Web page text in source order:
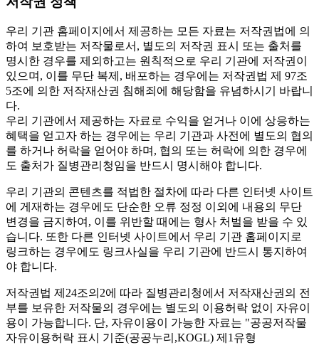
우리 기관 홈페이지에서 제공하는 모든 자료는 저작권법에 의
하여 보호받는 저작물로서, 별도의 저작권 표시 또는 출처를
명시한 경우를 제외하고는 원칙적으로 우리 기관에 저작권이
있으며, 이를 무단 복제, 배포하는 경우에는 저작권법 제 97조
5조에 의한 저작재산권 침해죄에 해당함을 유념하시기 바랍니
다.
우리 기관에서 제공하는 자료로 수익을 얻거나 이에 상응하는
혜택을 얻고자 하는 경우에는 우리 기관과 사전에 별도의 협의
를 하거나 허락을 얻어야 하며, 협의 또는 허락에 의한 경우에
도 출처가 질병관리청임을 반드시 명시해야 합니다.
우리 기관의 콘텐츠를 적법한 절차에 따라 다른 인터넷 사이트
에 게재하는 경우에도 단순한 오류 정정 이외에 내용의 무단
변경을 금지하여, 이를 위반할 때에는 형사 처벌을 받을 수 있
습니다. 또한 다른 인터넷 사이트에서 우리 기관 홈페이지로
링크하는 경우에도 링크사실을 우리 기관에 반드시 통지하여
야 합니다.
저작권법 제24조의2에 따라 질병관리청에서 저작재산권의 전
부를 보유한 저작물의 경우에는 별도의 이용허락 없이 자유이
용이 가능합니다. 단, 자유이용이 가능한 자료는 "공공저작물
자유이용허락 표시 기준(공공누리,KOGL) 제1유형